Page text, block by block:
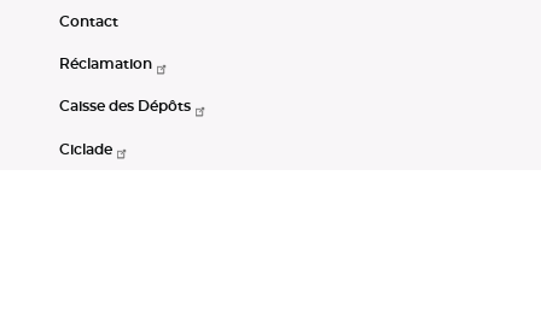
Contact
Réclamation
Caisse des Dépôts
Ciclade